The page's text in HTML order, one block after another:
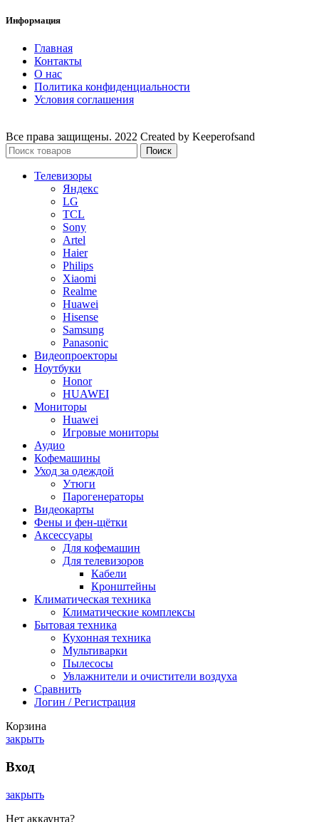
Информация
Главная
Контакты
О нас
Политика конфиденциальности
Условия соглашения
Все права защищены. 2022 Created by Keeperofsand
Поиск
Телевизоры
Яндекс
LG
TCL
Sony
Artel
Haier
Philips
Xiaomi
Realme
Huawei
Hisense
Samsung
Panasonic
Видеопроекторы
Ноутбуки
Honor
HUAWEI
Мониторы
Huawei
Игровые мониторы
Аудио
Кофемашины
Уход за одеждой
Утюги
Парогенераторы
Видеокарты
Фены и фен-щётки
Аксессуары
Для кофемашин
Для телевизоров
Кабели
Кронштейны
Климатическая техника
Климатические комплексы
Бытовая техника
Кухонная техника
Мультиварки
Пылесосы
Увлажнители и очистители воздуха
Сравнить
Логин / Регистрация
Корзина
закрыть
Вход
закрыть
Нет аккаунта?